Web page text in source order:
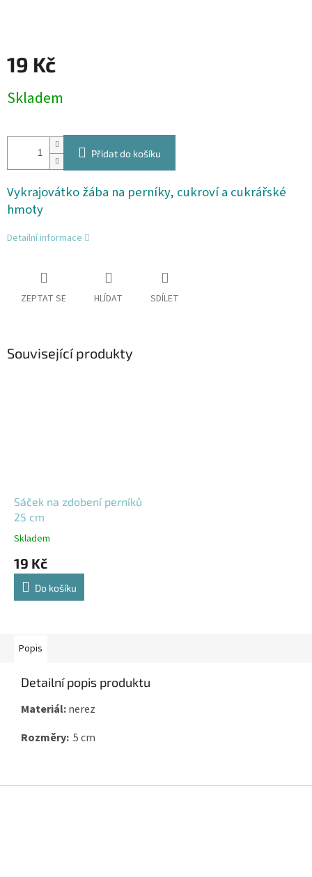
19 Kč
cena:
Skladem
Přidat do košíku
Vykrajovátko žába na perníky, cukroví a cukrářské
hmoty
Detailní informace
ZEPTAT SE HLÍDAT SDÍLET
Související produkty
Sáček na zdobení perníků
25 cm
Skladem
19 Kč
Do košíku
Popis
Detailní popis produktu
Materiál:nerez
Rozměry: 5 cm